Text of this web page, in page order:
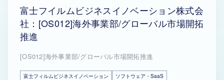
富士フイルムビジネスイノベーション株式会
社：[OS012]海外事業部/グローバル市場開拓
推進
[OS012]海外事業部/グローバル市場開拓推進
富士フィルムビジネスイノベーション
ソフトウェア・SaaS